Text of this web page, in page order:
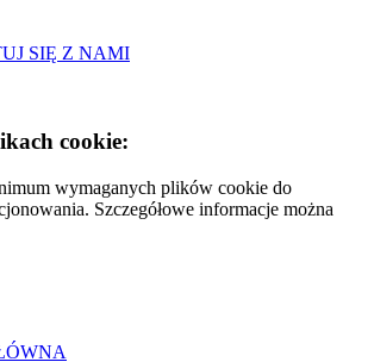
SIĘ Z NAMI
cookie:
wymaganych plików cookie do
Szczegółowe informacje można